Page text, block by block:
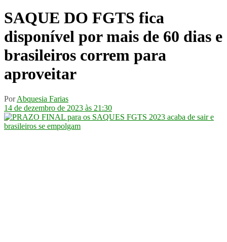
SAQUE DO FGTS fica
disponível por mais de 60 dias e
brasileiros correm para
aproveitar
Por Abquesia Farias
14 de dezembro de 2023 às 21:30